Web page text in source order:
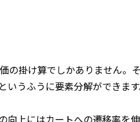
の掛け算でしかありません。
うふうに要素分解ができます
向上にはカートへの遷移率を